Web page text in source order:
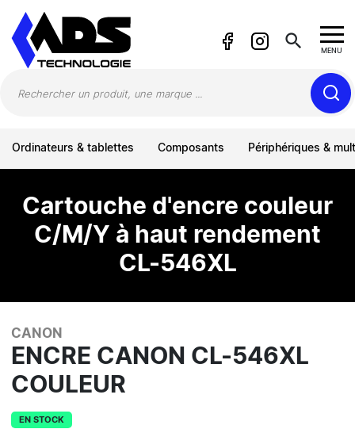
search MENU
Ordinateurs & tablettes Composants Périphériques &
Cartouche d'encre couleur
C/M/Y à haut rendement
CL-546XL
CANON
ENCRE CANON CL-546XL
COULEUR
EN STOCK